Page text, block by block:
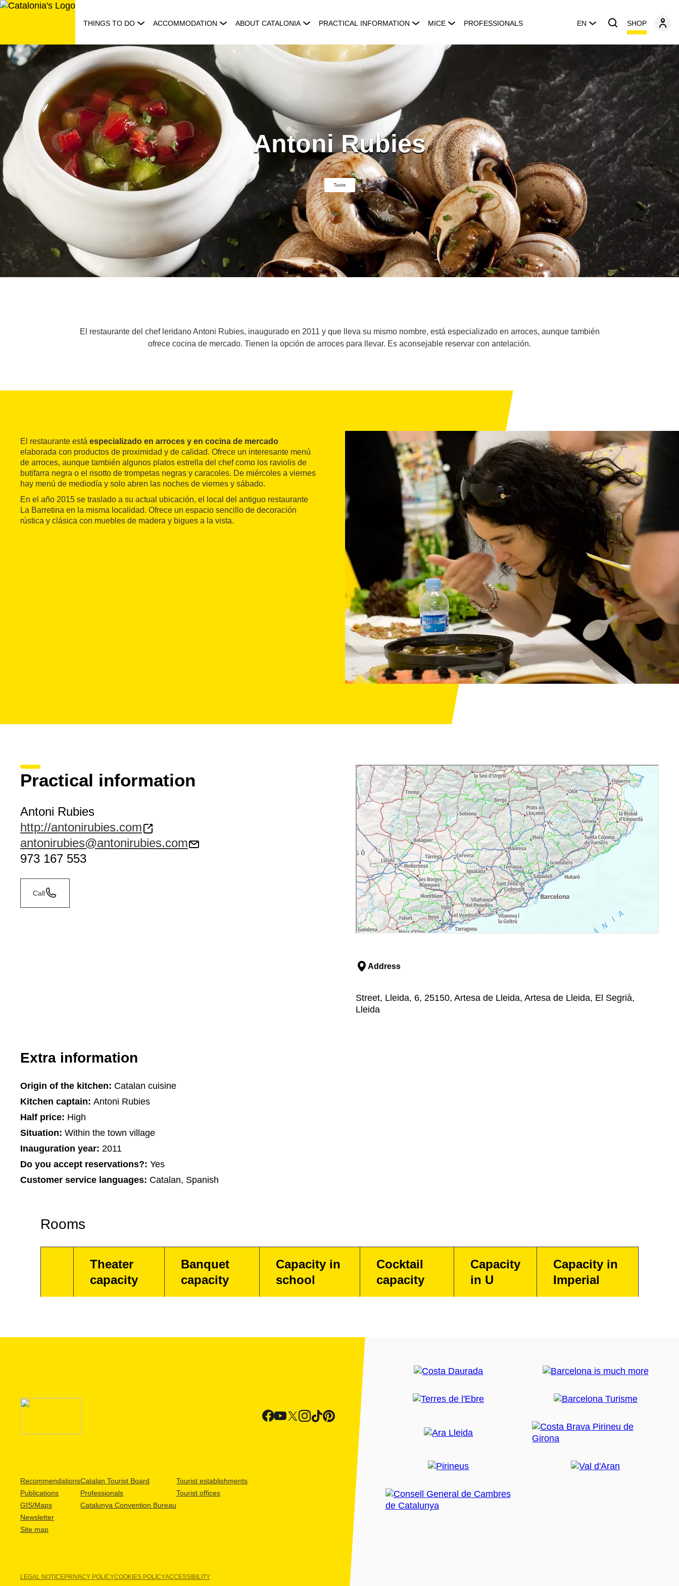
Skip
THINGS TO DO ACCOMMODATION ABOUT CATALONIA PRACTICAL INFORMATION MICE PROFESSIONALS EN SHOP
Antoni Rubies
Taste
El restaurante del chef leridano Antoni Rubies, inaugurado en 2011 y que lleva su mismo nombre, está especializado en arroces, aunque también
ofrece cocina de mercado. Tienen la opción de arroces para llevar. Es aconsejable reservar con antelación.
El restaurante está especializado en arroces y en cocina de mercado
elaborada con productos de proximidad y de calidad. Ofrece un interesante menú
de arroces, aunque también algunos platos estrella del chef como los raviolis de
butifarra negra o el risotto de trompetas negras y caracoles. De miércoles a viernes
hay menú de mediodía y solo abren las noches de viernes y sábado.
En el año 2015 se traslado a su actual ubicación, el local del antiguo restaurante
La Barretina en la misma localidad. Ofrece un espacio sencillo de decoración
rústica y clásica con muebles de madera y bigues a la vista.
Practical information
Antoni Rubies
http://antonirubies.com
antonirubies@antonirubies.com
973 167 553
Call
Address
Street, Lleida, 6, 25150, Artesa de Lleida, Artesa de Lleida, El Segrià,
Lleida
Extra information
Origin of the kitchen: Catalan cuisine
Kitchen captain: Antoni Rubies
Half price: High
Situation: Within the town village
Inauguration year: 2011
Do you accept reservations?: Yes
Customer service languages: Catalan, Spanish
Rooms
Theater
capacity
Banquet
capacity
Capacity in
school
Cocktail
capacity
Capacity
in U
Capacity in
Imperial
Recommendations
Publications
GIS/Maps
Newsletter
Site map
Catalan Tourist Board
Professionals
Catalunya Convention Bureau
Tourist establishments
Tourist offices
LEGAL NOTICEPRIVACY POLICYCOOKIES POLICYACCESSIBILITY